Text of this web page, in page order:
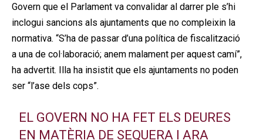
Govern que el Parlament va convalidar al darrer ple s’hi
inclogui sancions als ajuntaments que no compleixin la
normativa. “S’ha de passar d’una política de fiscalització
a una de col·laboració; anem malament per aquest camí”,
ha advertit. Illa ha insistit que els ajuntaments no poden
ser “l’ase dels cops”.
EL GOVERN NO HA FET ELS DEURES
EN MATÈRIA DE SEQUERA I ARA